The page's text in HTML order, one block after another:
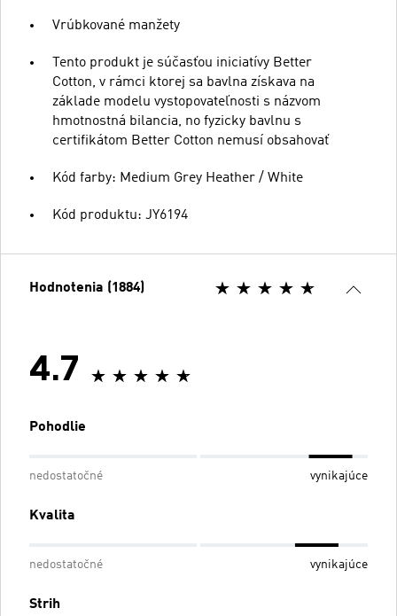
Vrúbkované manžety
Tento produkt je súčasťou iniciatívy Better
Cotton, v rámci ktorej sa bavlna získava na
základe modelu vystopovateľnosti s názvom
hmotnostná bilancia, no fyzicky bavlnu s
certifikátom Better Cotton nemusí obsahovať
Kód farby: Medium Grey Heather / White
Kód produktu: JY6194
Hodnotenia (1884)
4.7
Pohodlie
nedostatočné vynikajúce
Kvalita
nedostatočné vynikajúce
Strih